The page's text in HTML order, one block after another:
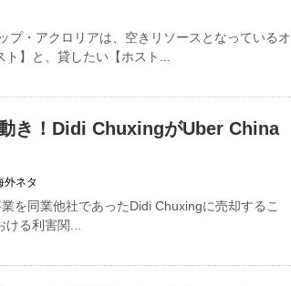
プ・アクロリアは、空きリソースとなっているオ
ト】と、貸したい【ホスト...
き！Didi ChuxingがUber China
外ネタ
を同業他社であったDidi Chuxingに売却するこ
ける利害関...